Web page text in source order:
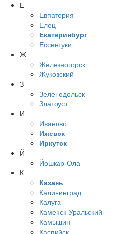
Е
Евпатория
Елец
Екатеринбург
Ессентуки
Ж
Железногорск
Жуковский
З
Зеленодольск
Златоуст
И
Иваново
Ижевск
Иркутск
Й
Йошкар-Ола
К
Казань
Калининград
Калуга
Каменск-Уральский
Камышин
Каспийск